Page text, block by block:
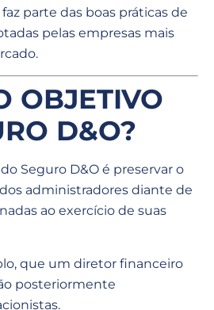
parte das boas práticas de
pelas empresas mais
OBJETIVO
D&O?
Seguro D&O é preservar o
administradores diante de
ao exercício de suas
que um diretor financeiro
posteriormente